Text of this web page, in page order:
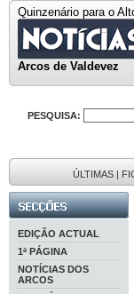
Quinzenário para o
Arcos de Valdevez
PESQUISA:
ÚLTIMAS |
EDIÇÃO ACTUAL
1ª PÁGINA
NOTÍCIAS DOS
ARCOS